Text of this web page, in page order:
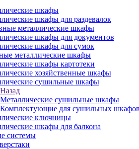
шкафы
шкафы для раздевалок
металлические шкафы
шкафы для документов
шкафы для сумок
металлические шкафы
шкафы картотеки
хозяйственные шкафы
сушильные шкафы
Назад
Металлические сушильные шкафы
Комплектующие для сушильных шкафов
ключницы
шкафы для балкона
системы